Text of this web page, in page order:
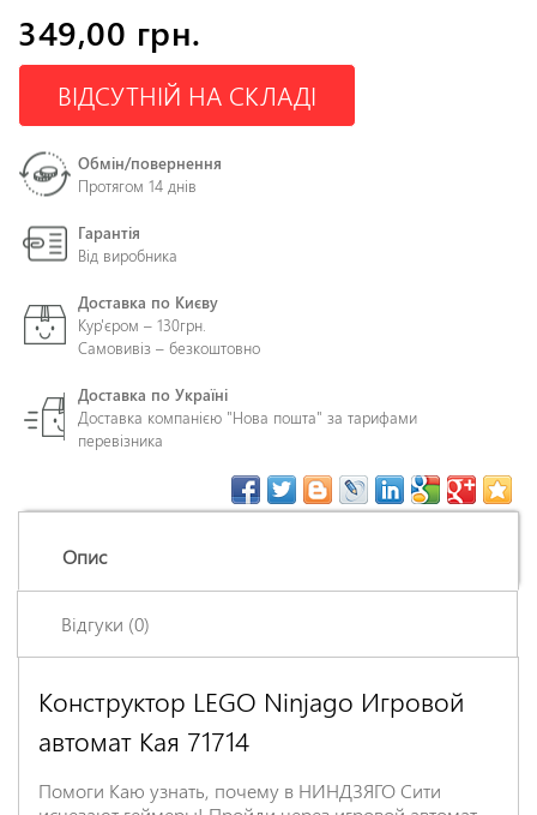
349,00 грн.
ВІДСУТНІЙ НА СКЛАДІ
Обмін/повернення
Протягом 14 днів
Гарантія
Від виробника
Доставка по Києву
Кур'єром – 130грн.
Самовивіз – безкоштовно
Доставка по Україні
Доставка компанією "Нова пошта" за тарифами
перевізника
Опис
Відгуки (0)
Конструктор LEGO Ninjago Игровой
автомат Кая 71714
Помоги Каю узнать, почему в НИНДЗЯГО Сити
Залишіть відгук про цей товар першими
*
Ім'я